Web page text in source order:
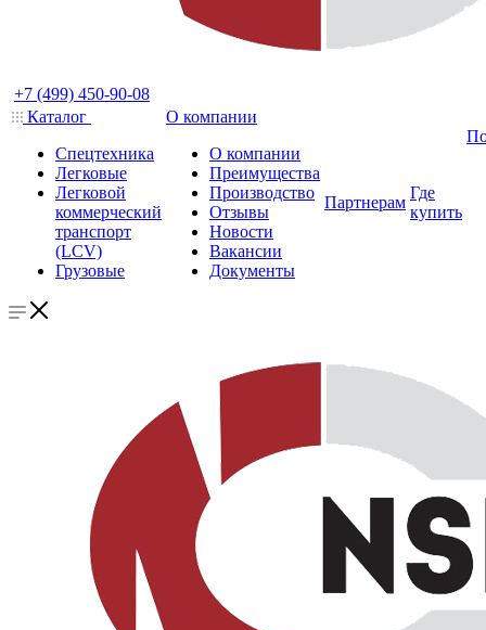
+7 (499) 450-90-08
Каталог
Спецтехника
Легковые
Легковой
коммерческий
транспорт
(LCV)
Грузовые
О компании
О компании
Преимущества
Производство
Отзывы
Новости
Вакансии
Документы
Партнерам
Где
купить